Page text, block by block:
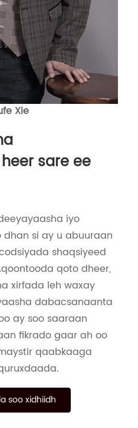
Xie
sare ee
iyo
si ay u abuuraan
shaqsiyeed
qoto dheer,
xirfada leh waxay
dabacsanaanta
ay soo saaraan
fikrado gaar ah oo
qaabkaaga
soo xidhiidh